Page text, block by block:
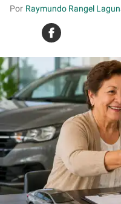
Raymundo Rangel